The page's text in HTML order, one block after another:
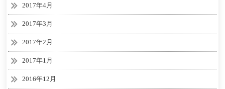
2017年4月
2017年3月
2017年2月
2017年1月
2016年12月